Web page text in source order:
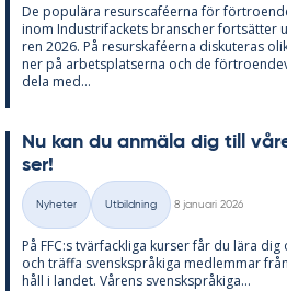
De po­pu­lä­ra re­surscafé­er­na för
inom In­du­stri­fac­kets branscher fort­sät­ter
ren 2026. På re­surskafé­er­na dis­ku­te­ras
ner på ar­bets­plat­ser­na och de
dela med...
Nu kan du an­mä­la dig till
ser!
Kategorier
Nyheter Utbildning
8 januari 2026
På FFC:s tvär­fack­li­ga kur­ser får du lära
och träffa svensk­språ­ki­ga med­lem­mar
håll i lan­det. Vå­rens svensk­språ­ki­ga...